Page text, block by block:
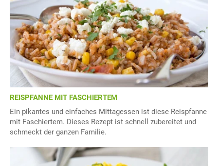
REISPFANNE MIT FASCHIERTEM
Ein pikantes und einfaches Mittagessen ist diese Reispfanne
mit Faschiertem. Dieses Rezept ist schnell zubereitet und
schmeckt der ganzen Familie.